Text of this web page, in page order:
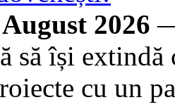
2026
să își extindă
cu un